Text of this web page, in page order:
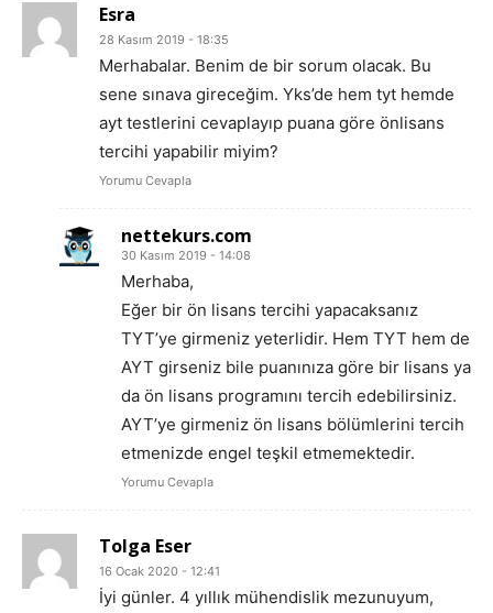
Esra
28 Kasım 2019 - 18:35
Merhabalar. Benim de bir sorum olacak. Bu
sene sınava gireceğim. Yks’de hem tyt hemde
ayt testlerini cevaplayıp puana göre önlisans
tercihi yapabilir miyim?
Yorumu Cevapla
nettekurs.com
30 Kasım 2019 - 14:08
Merhaba,
Eğer bir ön lisans tercihi yapacaksanız
TYT’ye girmeniz yeterlidir. Hem TYT hem de
AYT girseniz bile puanınıza göre bir lisans ya
da ön lisans programını tercih edebilirsiniz.
AYT’ye girmeniz ön lisans bölümlerini tercih
etmenizde engel teşkil etmemektedir.
Yorumu Cevapla
Tolga Eser
16 Ocak 2020 - 12:41
İyi günler. 4 yıllık mühendislik mezunuyum,